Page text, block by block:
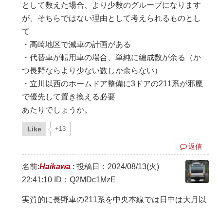
として数えた場合、より少数のグループになります
が、そちらではない理由として考えられるものとし
て
・高崎地区で減車の計画がある
・代替車が転用車の場合、単純に編成数が余る（か
つ長野ならより少ない数しか余らない）
・立川以西のホームドア整備に3ドアの211系が邪魔
で優先して置き換える必要
あたりでしょうか。
Like +13
返信
名前:Haikawa : 投稿日：2024/08/13(火)
22:41:10 ID：Q2MDc1MzE
実質的に長野車の211系を中央本線では日中は大月以